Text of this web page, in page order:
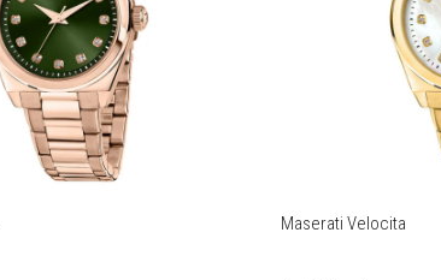
Maserati Velocita